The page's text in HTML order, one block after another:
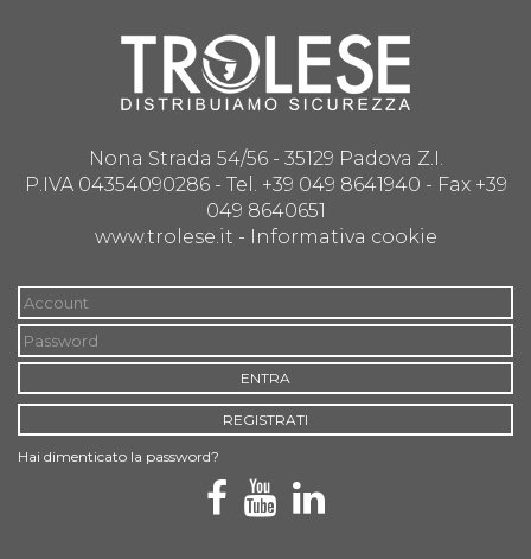
Nona Strada 54/56 - 35129 Padova Z.I.
P.IVA 04354090286 - Tel. +39 049 8641940 - Fax +39
049 8640651
www.trolese.it - Informativa cookie
Hai dimenticato la password?
ENTRA
REGISTRATI